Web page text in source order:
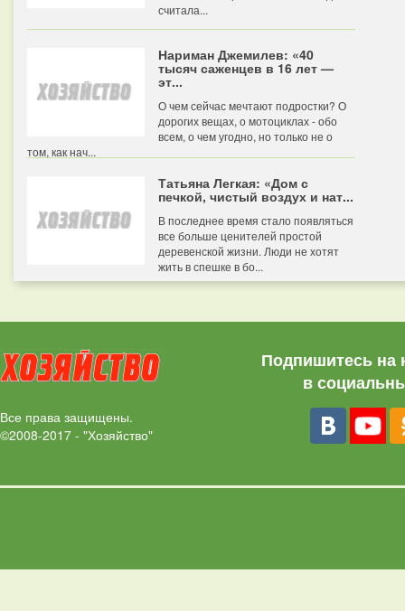
считала...
Нариман Джемилев: «40
тысяч саженцев в 16 лет —
эт...
О чем сейчас мечтают подростки? О
дорогих вещах, о мотоциклах - обо
всем, о чем угодно, но только не о
том, как нач...
Татьяна Легкая: «Дом с
печкой, чистый воздух и нат...
В последнее время стало появляться
все больше ценителей простой
деревенской жизни. Люди не хотят
жить в спешке в бо...
Все права защищены.
©2008-2017 - "Хозяйство"
Подпишитесь на
в